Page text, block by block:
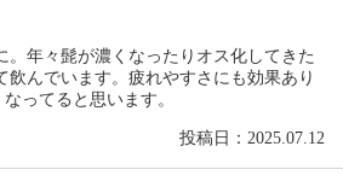
。年々髭が濃くなったりオス化してきた
飲んでいます。疲れやすさにも効果あり
ってると思います。
投稿日：2025.07.12